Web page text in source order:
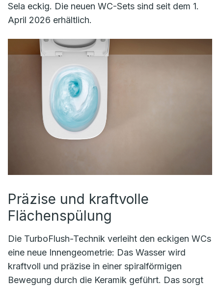
Sela eckig. Die neuen WC-Sets sind seit dem 1.
April 2026 erhältlich.
Präzise und kraftvolle
Flächenspülung
Die TurboFlush-Technik verleiht den eckigen WCs
eine neue Innengeometrie: Das Wasser wird
kraftvoll und präzise in einer spiralförmigen
Bewegung durch die Keramik geführt. Das sorgt